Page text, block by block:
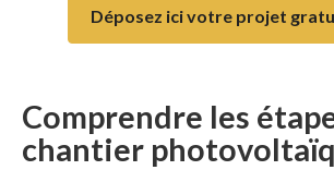
Déposez ici votre projet
Comprendre les
chantier